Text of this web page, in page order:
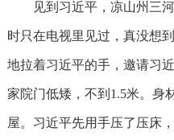
见到习近平，凉山州三河
时只在电视里见过，真没想
地拉着习近平的手，邀请习
家院门低矮，不到1.5米。身
屋。习近平先用手压了压床